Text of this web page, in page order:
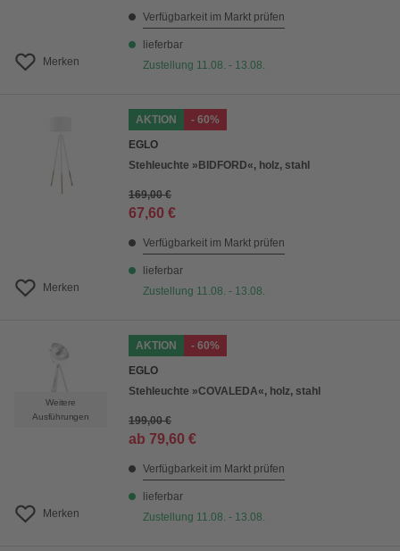
Merken
Verfügbarkeit im Markt prüfen
lieferbar
Zustellung 11.08. - 13.08.
Merken
AKTION
- 60%
EGLO
Stehleuchte »BIDFORD«, holz, stahl
169,00 €
67,60 €
Verfügbarkeit im Markt prüfen
lieferbar
Zustellung 11.08. - 13.08.
Weitere
Ausführungen
Merken
AKTION
- 60%
EGLO
Stehleuchte »COVALEDA«, holz, stahl
199,00 €
ab 79,60 €
Verfügbarkeit im Markt prüfen
lieferbar
Zustellung 11.08. - 13.08.